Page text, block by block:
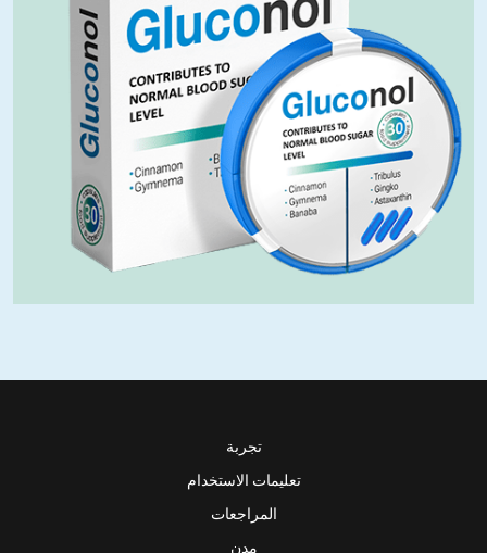
تجربة
تعليمات الاستخدام
المراجعات
مدن